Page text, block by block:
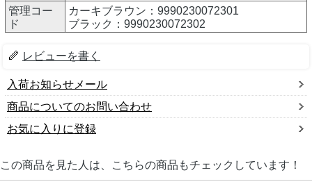
管理コー
ド
カーキブラウン：9990230072301
ブラック：9990230072302
レビューを書く
入荷お知らせメール
商品についてのお問い合わせ
お気に入りに登録
この商品を見た人は、こちらの商品もチェックしています！